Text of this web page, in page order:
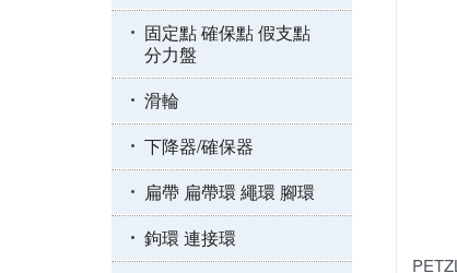
座板
裝備包袋 繩袋 繩筒
繩索保護器/套
勢能吸收器 緩衝包 防墜
包
扁帶 扁帶環 繩圈 腳環
固定點 確保點 假支點
分力盤
滑輪
下降器/確保器
扁帶 扁帶環 繩環 腳環
鉤環 連接環